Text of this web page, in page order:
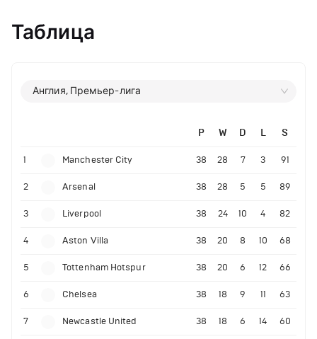
Таблица
Англия, Премьер-лига
P W D L S
1 Manchester City 38 28 7 3 91
2 Arsenal 38 28 5 5 89
3 Liverpool 38 24 10 4 82
4 Aston Villa 38 20 8 10 68
5 Tottenham Hotspur 38 20 6 12 66
6 Chelsea 38 18 9 11 63
7 Newcastle United 38 18 6 14 60